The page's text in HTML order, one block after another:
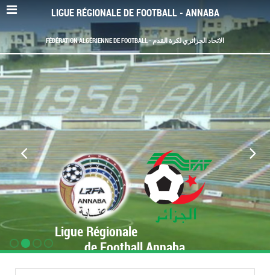
LIGUE RÉGIONALE DE FOOTBALL - ANNABA
FÉDÉRATION ALGÉRIENNE DE FOOTBALL - الاتحاد الجزائري لكرة القدم
Ligue Régionale
de Football Annaba